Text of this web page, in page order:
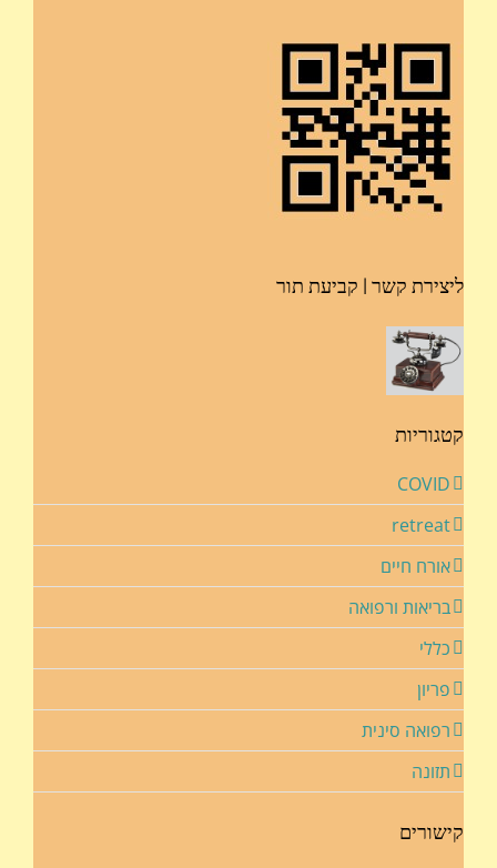
ליצירת קשר | קביעת תור
קטגוריות
COVID
retreat
אורח חיים
בריאות ורפואה
כללי
פריון
רפואה סינית
תזונה
קישורים